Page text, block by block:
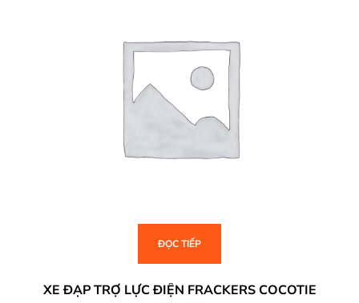
ĐỌC TIẾP
XE ĐẠP TRỢ LỰC ĐIỆN FRACKERS COCOTIE